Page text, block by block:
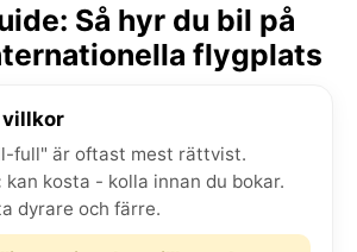
Så hyr du bil på
flygplats
villkor
full" är oftast mest rättvist.
kan kosta - kolla innan du bokar.
dyrare och färre.